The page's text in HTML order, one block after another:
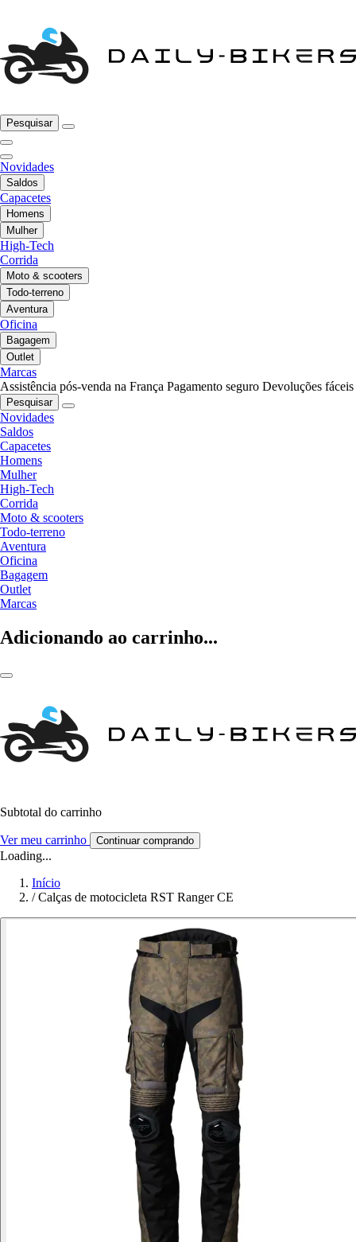
Pesquisar
Novidades
Saldos
Capacetes
Homens
Mulher
High-Tech
Corrida
Moto & scooters
Todo-terreno
Aventura
Oficina
Bagagem
Outlet
Marcas
Assistência pós-venda na França Pagamento seguro Devoluções fáceis
Pesquisar
Novidades
Saldos
Capacetes
Homens
Mulher
High-Tech
Corrida
Moto & scooters
Todo-terreno
Aventura
Oficina
Bagagem
Outlet
Marcas
Adicionando ao carrinho...
Subtotal do carrinho
Ver meu carrinho Continuar comprando
Loading...
Início
/ Calças de motocicleta RST Ranger CE